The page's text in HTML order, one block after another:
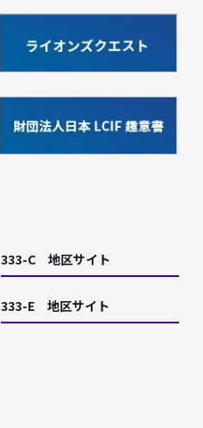
333-C 地区サイト
333-E 地区サイト